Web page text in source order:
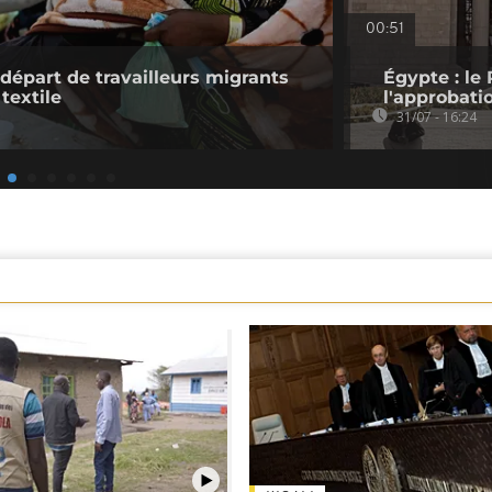
de travailleurs migrants
00:51
Égypte : le
31/07 - 16:24